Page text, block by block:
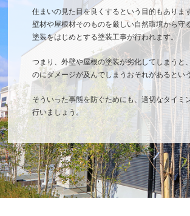
住まいの見た目を良くするという目的もありま
壁材や屋根材そのものを厳しい自然環境から守
塗装をはじめとする塗装工事が行われます。
つまり、外壁や屋根の塗装が劣化してしまうと
のにダメージが及んでしまうおそれがあるとい
そういった事態を防ぐためにも、適切なタイミ
行いましょう。